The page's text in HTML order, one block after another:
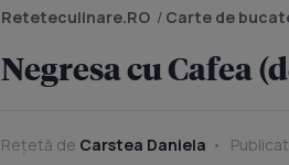
Reteteculinare.RO / Carte de
Negresa cu Cafea
Rețetă de Carstea Daniela